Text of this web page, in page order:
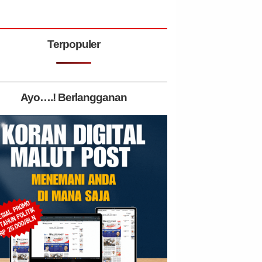
Terpopuler
Ayo….! Berlangganan